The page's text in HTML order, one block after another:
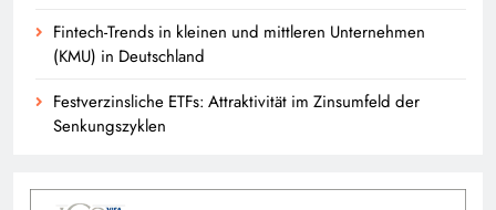
Fintech-Trends in kleinen und mittleren Unternehmen
(KMU) in Deutschland
Festverzinsliche ETFs: Attraktivität im Zinsumfeld der
Senkungszyklen